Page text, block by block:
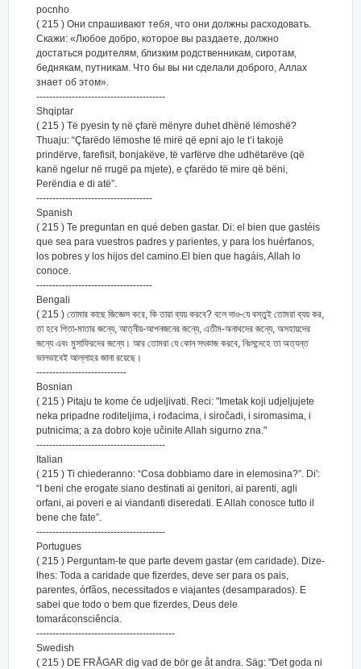
pocnho
( 215 ) Они спрашивают тебя, что они должны расходовать.
Скажи: «Любое добро, которое вы раздаете, должно
достаться родителям, близким родственникам, сиротам,
беднякам, путникам. Что бы вы ни сделали доброго, Аллах
знает об этом».
----------------------------------------
Shqiptar
( 215 ) Të pyesin ty në çfarë mënyre duhet dhënë lëmoshë?
Thuaju: “Çfarëdo lëmoshe të mirë që epni ajo le t’i takojë
prindërve, farefisit, bonjakëve, të varfërve dhe udhëtarëve (që
kanë ngelur në rrugë pa mjete), e çfarëdo të mire që bëni,
Perëndia e di atë”.
------------------------------------
Spanish
( 215 ) Te preguntan en qué deben gastar. Di: el bien que gastéis
que sea para vuestros padres y parientes, y para los huérfanos,
los pobres y los hijos del camino.El bien que hagáis, Allah lo
conoce.
------------------------------------
Bengali
( 215 ) তোমার কাছে জিজ্ঞেস করে, কি তারা ব্যয় করবে? বলে দাও-যে বস্তুই তোমরা ব্যয় কর,
তা হবে পিতা-মাতার জন্যে, আত্নীয়-আপনজনের জন্যে, এতীম-অনাথদের জন্যে, অসহায়দের
জন্যে এবং মুসাফিরদের জন্যে। আর তোমরা যে কোন সৎকাজ করবে, নিঃসন্দেহে তা অত্যন্ত
ভালভাবেই আল্লাহর জানা রয়েছে।
----------------------------
Bosnian
( 215 ) Pitaju te kome će udjeljivati. Reci: "Imetak koji udjeljujete
neka pripadne roditeljima, i rođacima, i siročadi, i siromasima, i
putnicima; a za dobro koje učinite Allah sigurno zna."
----------------------------------------
Italian
( 215 ) Ti chiederanno: “Cosa dobbiamo dare in elemosina?”. Di':
“I beni che erogate siano destinati ai genitori, ai parenti, agli
orfani, ai poveri e ai viandanti diseredati. E Allah conosce tutto il
bene che fate”.
----------------------------------------
Portugues
( 215 ) Perguntam-te que parte devem gastar (em caridade). Dize-
lhes: Toda a caridade que fizerdes, deve ser para os pais,
parentes, órfãos, necessitados e viajantes (desamparados). E
sabei que todo o bem que fizerdes, Deus dele
tomaráconsciência.
-------------------------------------------
Swedish
( 215 ) DE FRÅGAR dig vad de bör ge åt andra. Säg: "Det goda ni